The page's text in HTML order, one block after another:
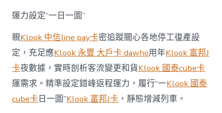
團：
禁
售
無
座
車
票，
餐
運力設定“一日一圖”
親Klook 中信line pay卡密追蹤關心各地停工復產設
定，充足應Klook 永豐 大戶卡 dawho用年Klook 富邦J
卡夜數據，實時剖析客流變更和貨Klook 國泰cube卡
運需求。精準設定錯峰返程運力，履行“一Klook 國泰
cube卡日一圖”Klook 富邦J卡 ，靜態增減列車。